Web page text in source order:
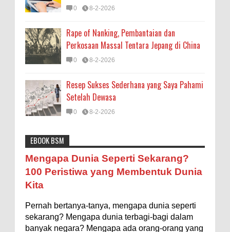
0 8-2-2026
Rape of Nanking, Pembantaian dan
Perkosaan Massal Tentara Jepang di China
0 8-2-2026
Resep Sukses Sederhana yang Saya Pahami
Setelah Dewasa
0 8-2-2026
Astronomi Biologi Budaya Buku
Bumi
Entertainment
Fakta & Statistik Fauna
Filsafat
Flora
Internasional
Internet Iptek
Istilah Ilmiah
Makanan & Minuman
Misteri Mitologi
Nature
Mengapa Negara Miskin Tidak Mencetak
Uang yang Banyak saja biar Kaya?
Ilustrasi/istimewa Jawaban untuk pertanyaan itu
Ukuran 1 Kaki itu Berapa Meter?
Ilustrasi/ginersnow.com Di Inggris dan Amerika,
EBOOK BSM
Mengapa Dunia Seperti Sekarang?
100 Peristiwa yang Membentuk Dunia
Kita
Pernah bertanya-tanya, mengapa dunia seperti
sekarang? Mengapa dunia terbagi-bagi dalam
banyak negara? Mengapa ada orang-orang yang